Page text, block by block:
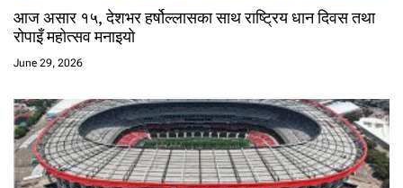
आज असार १५, देशभर हर्षोल्लासका साथ राष्ट्रिय धान दिवस तथा
रोपाइँ महोत्सव मनाइयो
June 29, 2026